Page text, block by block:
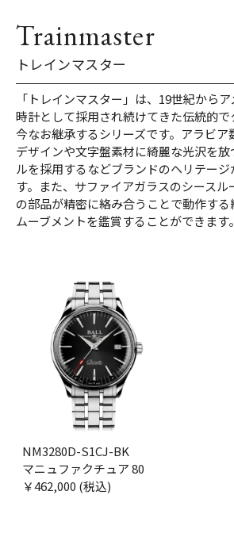
Trainmaster
トレインマスター
「トレインマスター」は、19世紀から
時計として採用され続けてきた伝統的
今なお継承するシリーズです。アラビア
デザインや文字盤素材に綺麗な光沢を
ルを採用するなどブランドのヘリテー
す。また、サファイアガラスのシース
の部品が精密に絡み合うことで動作す
ムーブメントを鑑賞することができます。
NM3280D-S1CJ-BK
マニュファクチュア 80
￥462,000 (税込)